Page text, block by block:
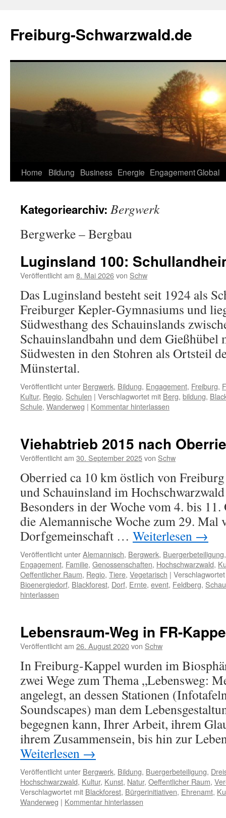
springen
Freiburg-Schwarzwald.de
Home Bildung Business Energie EngagementGlobal
Kategoriearchiv: Bergwerk
Bergwerke – Bergbau
Luginsland 100:
Veröffentlicht am 8. Mai 2026von Schw
Das Luginsland besteht seit 1924 als
Freiburger Kepler-Gymnasiums und
Südwesthang des Schauinslands
Schauinslandbahn und dem Gießhübel
Südwesten in den Stohren als Ortsteil
Münstertal.
Veröffentlicht unter Bergwerk, Bildung, Engagement, Freiburg,
Kultur, Regio, Schulen | Verschlagwortet mit Berg, bildung,
Schule, Wanderweg | Kommentar hinterlassen
Viehabtrieb 2015 nach
Veröffentlicht am 30. September 2025von Schw
Oberried ca 10 km östlich von
und Schauinsland im
Besonders in der Woche vom 4. bis
die Alemannische Woche zum 29. Mal
Dorfgemeinschaft … Weiterlesen →
Veröffentlicht unterAlemannisch, Bergwerk, Buergerbeteiligung
Engagement, Familie, Genossenschaften, Hochschwarzwald,
Oeffentlicher Raum, Regio, Tiere, Vegetarisch |
Bioenergiedorf, Blackforest, Dorf, Ernte, event, Feldberg,
hinterlassen
Lebensraum-Weg in FR-
Veröffentlicht am 26. August 2020von Schw
In Freiburg-Kappel wurden im
zwei Wege zum Thema „Lebensweg:
angelegt, an dessen Stationen
Soundscapes) man dem
begegnen kann, Ihrer Arbeit, ihrem
ihrem Zusammensein, bis hin zur
Weiterlesen →
Veröffentlicht unter Bergwerk, Bildung, Buergerbeteiligung,
Hochschwarzwald, Kultur, Kunst, Natur, Oeffentlicher Raum,
Verschlagwortet mit Blackforest, Bürgerinitiativen, Ehrenamt,
Wanderweg | Kommentar hinterlassen